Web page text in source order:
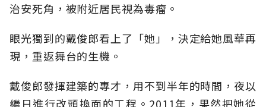
治安死角，被附近居民視為毒瘤。
眼光獨到的戴俊郎看上了「她」，決定給她風華再
現，重返舞台的生機。
戴俊郎發揮建築的專才，用不到半年的時間，夜以
繼日進行改頭換面的工程。2011年，果然把她從